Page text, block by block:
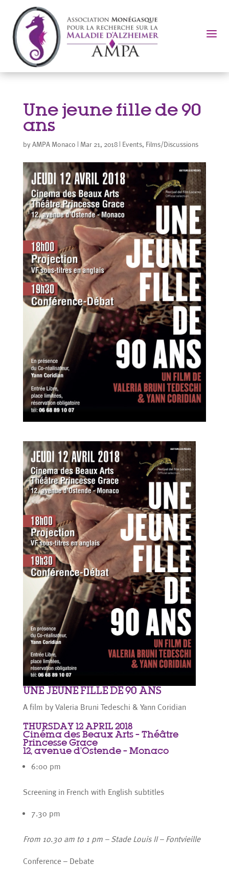
a
Une jeune fille de 90
ans
by AMPA Monaco Mar 21, 2018| Events, Films/Discussions
UNE JEUNE FILLE DE 90 ANS
A film by Valeria Bruni Tedeschi & Yann Coridian
THURSDAY 12 APRIL 2018
Cinéma des Beaux Arts – Théâtre
Princesse Grace
12, avenue d’Ostende – Monaco
6:00 pm
Screening in French with English subtitles
7.30 pm
From 10.30 am to 1 pm – Stade Louis II – Fontvieille
Conference – Debate